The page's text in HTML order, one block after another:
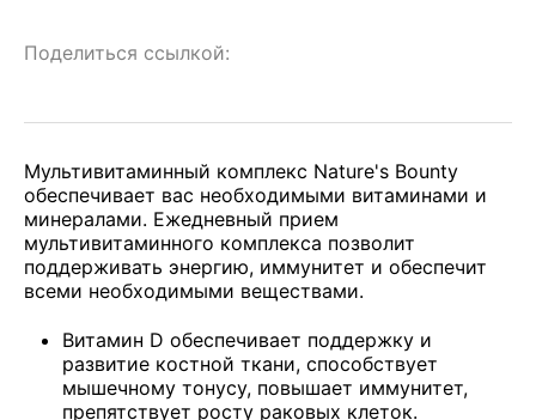
Поделиться ссылкой:
Мультивитаминный комплекс Nature's Bounty
обеспечивает вас необходимыми витаминами и
минералами. Ежедневный прием
мультивитаминного комплекса позволит
поддерживать энергию, иммунитет и обеспечит
всеми необходимыми веществами.
Витамин D обеспечивает поддержку и
развитие костной ткани, способствует
мышечному тонусу, повышает иммунитет,
препятствует росту раковых клеток.